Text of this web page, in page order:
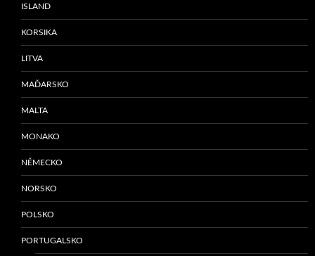
ISLAND
KORSIKA
LITVA
MAĎARSKO
MALTA
MONAKO
NĚMECKO
NORSKO
POLSKO
PORTUGALSKO